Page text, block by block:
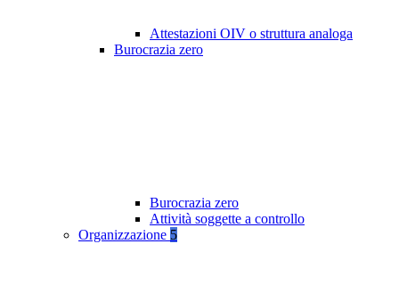
Attestazioni OIV o struttura analoga
Burocrazia zero
Burocrazia zero
Attività soggette a controllo
Organizzazione 5